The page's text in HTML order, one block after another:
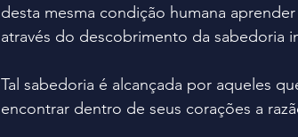
desta mesma condição humana
através do descobrimento da sabedoria
Tal sabedoria é alcançada por aqueles
encontrar dentro de seus corações a